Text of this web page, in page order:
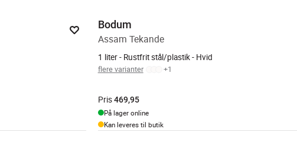
Bodum
Assam Tekande
1 liter - Rustfrit stål/plastik - Hvid
flere varianter +1
Pris 469,95
På lager online
Kan leveres til butik